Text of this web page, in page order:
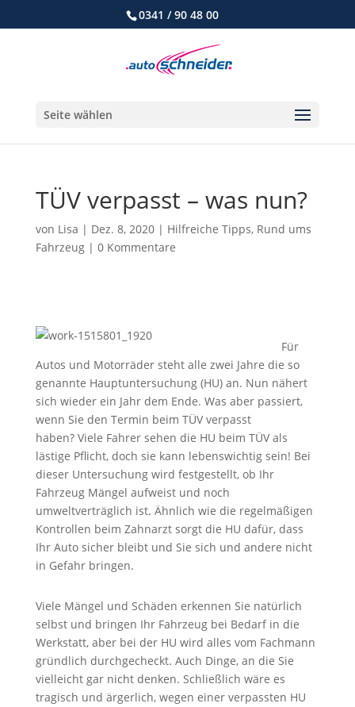
0341 / 90 48 00
Seite wählen
TÜV verpasst – was nun?
von Lisa | Dez. 8, 2020| Hilfreiche Tipps, Rund ums
Fahrzeug| 0 Kommentare
Für
Autos und Motorräder steht alle zwei Jahre die so
genannte Hauptuntersuchung (HU) an. Nun nähert
sich wieder ein Jahr dem Ende. Was aber passiert,
wenn Sie den Termin beim TÜV verpasst
haben? Viele Fahrer sehen die HU beim TÜV als
lästige Pflicht, doch sie kann lebenswichtig sein! Bei
dieser Untersuchung wird festgestellt, ob Ihr
Fahrzeug Mängel aufweist und noch
umweltverträglich ist. Ähnlich wie die regelmäßigen
Kontrollen beim Zahnarzt sorgt die HU dafür, dass
Ihr Auto sicher bleibt und Sie sich und andere nicht
in Gefahr bringen.
Viele Mängel und Schäden erkennen Sie natürlich
selbst und bringen Ihr Fahrzeug bei Bedarf in die
Werkstatt, aber bei der HU wird alles vom Fachmann
gründlich durchgecheckt. Auch Dinge, an die Sie
vielleicht gar nicht denken. Schließlich wäre es
tragisch und ärgerlich, wegen einer verpassten HU